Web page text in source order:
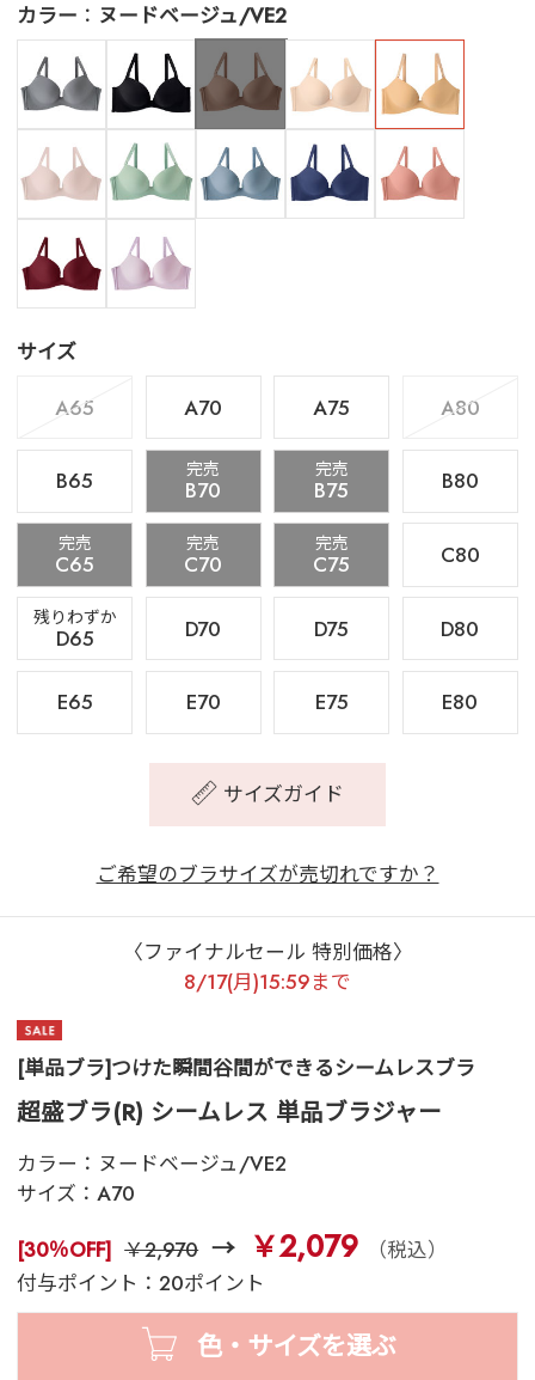
カラー ヌードベージュ/VE2
サイズ
A65
A70 A75 A80
B65 完売
B70
完売
B75 B80
完売
C65
完売
C70
完売
C75 C80
残りわずか
D65 D70 D75 D80
E65 E70 E75 E80
サイズガイド
ご希望のブラサイズが売切れですか？
〈ファイナルセール 特別価格〉
8/17(月)15:59まで
[単品ブラ]つけた瞬間谷間ができるシームレスブラ
超盛ブラ(R) シームレス 単品ブラジャー
カラー： ヌードベージュ/VE2
サイズ： A70
[30％OFF] ￥2,970 ￥2,079
（税込）
付与ポイント：20ポイント
色・サイズを選ぶ